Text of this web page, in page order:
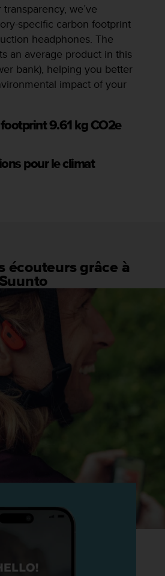
we’ve
specific carbon footprint
headphones. The
an average product in this
bank), helping you better
impact of your
9.61 kg CO2e
pour le climat
écouteurs grâce à